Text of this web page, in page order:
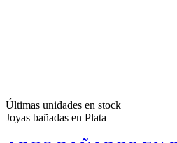
Últimas unidades en stock
Joyas bañadas en Plata